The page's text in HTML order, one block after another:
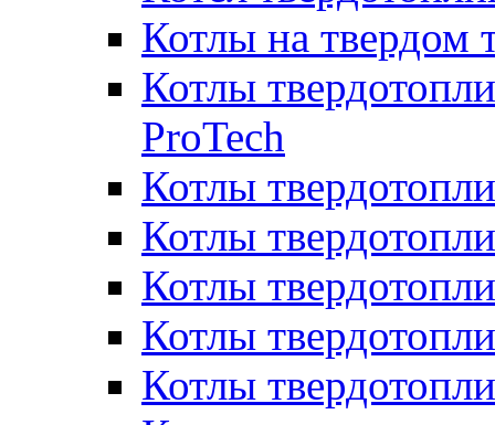
Котлы на твердом
Котлы
ProTech
Котлы
Котлы
Котлы
Котлы
Котлы